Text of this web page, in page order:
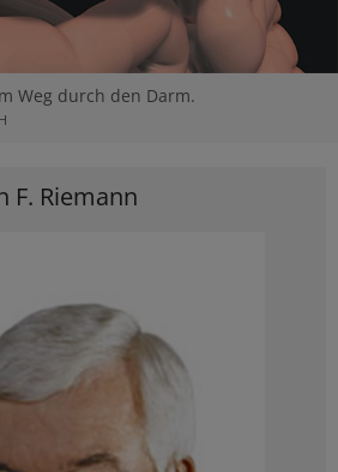
Weg durch den Darm.
F. Riemann